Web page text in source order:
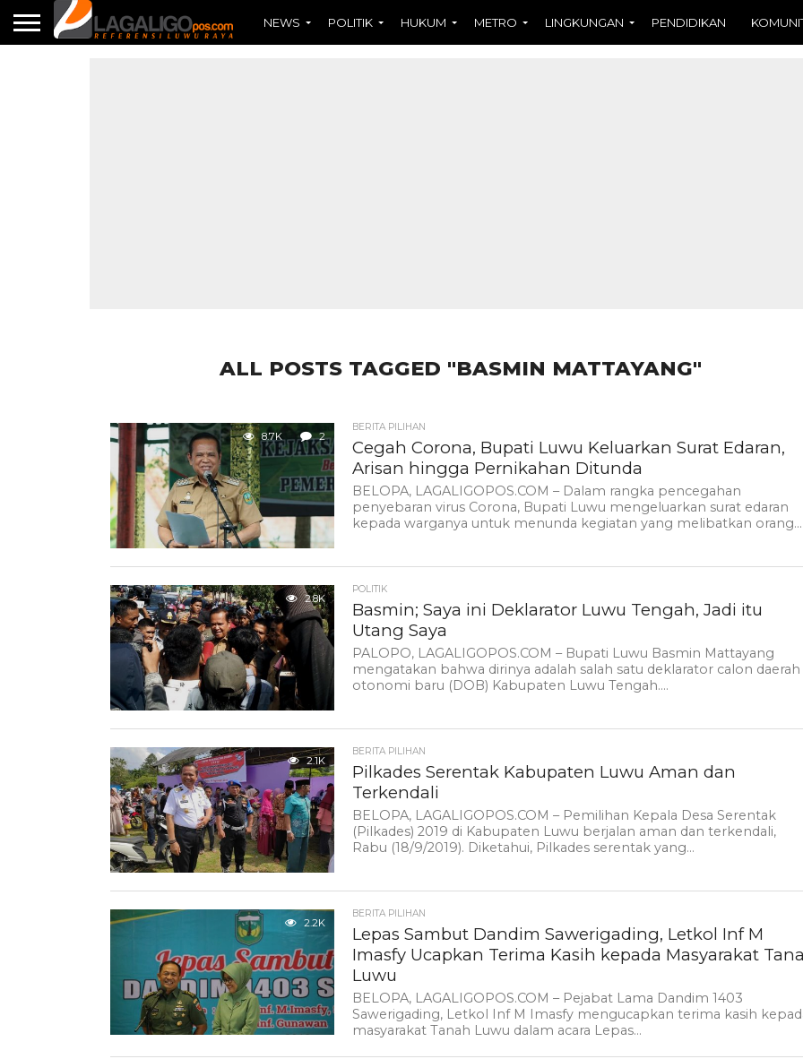
NEWS POLITIK HUKUM METRO LINGKUNGAN PENDIDIKAN
ALL POSTS TAGGED "BASMIN MATTAYANG"
8.7K 2
BERITA PILIHAN
Cegah Corona, Bupati Luwu Keluarkan Surat Edaran,
Arisan hingga Pernikahan Ditunda
BELOPA, LAGALIGOPOS.COM – Dalam rangka pencegahan
penyebaran virus Corona, Bupati Luwu mengeluarkan surat edaran
kepada warganya untuk menunda kegiatan yang melibatkan orang...
2.8K
POLITIK
Basmin; Saya ini Deklarator Luwu Tengah, Jadi itu
Utang Saya
PALOPO, LAGALIGOPOS.COM – Bupati Luwu Basmin Mattayang
mengatakan bahwa dirinya adalah salah satu deklarator calon daerah
otonomi baru (DOB) Kabupaten Luwu Tengah....
2.1K
BERITA PILIHAN
Pilkades Serentak Kabupaten Luwu Aman dan
Terkendali
BELOPA, LAGALIGOPOS.COM – Pemilihan Kepala Desa Serentak
(Pilkades) 2019 di Kabupaten Luwu berjalan aman dan terkendali,
Rabu (18/9/2019). Diketahui, Pilkades serentak yang...
2.2K
BERITA PILIHAN
Lepas Sambut Dandim Sawerigading, Letkol Inf M
Imasfy Ucapkan Terima Kasih kepada Masyarakat Tana
Luwu
BELOPA, LAGALIGOPOS.COM – Pejabat Lama Dandim 1403
Sawerigading, Letkol Inf M Imasfy mengucapkan terima kasih
masyarakat Tanah Luwu dalam acara Lepas...